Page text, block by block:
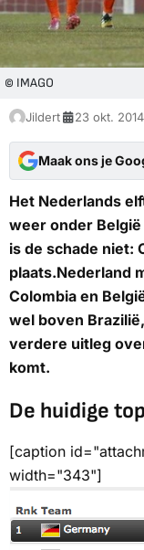
© IMAGO
Jildert 23 okt.
Maak ons je
Het Nederlands
weer onder België
is de schade niet:
plaats.Nederland
Colombia en
wel boven
verdere uitleg
komt.
De huidige
[caption
width="343"]